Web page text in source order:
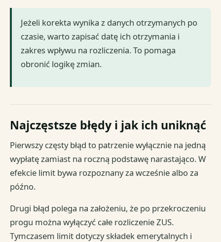
Jeżeli korekta wynika z danych otrzymanych po
czasie, warto zapisać datę ich otrzymania i
zakres wpływu na rozliczenia. To pomaga
obronić logikę zmian.
Najczęstsze błędy i jak ich uniknąć
Pierwszy częsty błąd to patrzenie wyłącznie na jedną
wypłatę zamiast na roczną podstawę narastająco. W
efekcie limit bywa rozpoznany za wcześnie albo za
późno.
Drugi błąd polega na założeniu, że po przekroczeniu
progu można wyłączyć całe rozliczenie ZUS.
Tymczasem limit dotyczy składek emerytalnych i